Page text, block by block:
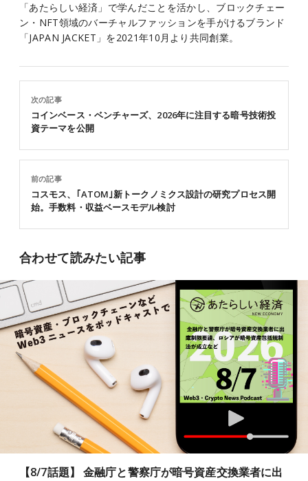
「あたらしい経済」で学んだことを活かし、ブロックチェー
ン・NFT領域のバーチャルファッションを手がけるブランド
「JAPAN JACKET」を2021年10月より共同創業。
前の記事
コスモス、｢ATOM｣新トークノミクス設計の研究プロセス開
始。手数料・収益ベースモデル検討
次の記事
コインベース・ベンチャーズ、2026年に注目する暗号技術投
資テーマを公開
合わせて読みたい記事
【8/7話題】 金融庁と警察庁が暗号資産交換業者に出